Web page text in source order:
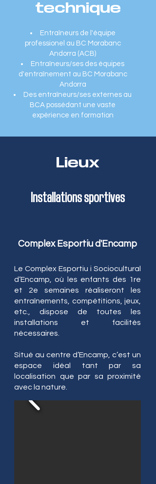
technique
Entraîneurs de l'équipe
professionel au BC Morabanc
Andorra (ACB)
Entraîneurs/ses des équipes
d'entraînement au BC Morabanc
Andorra
Des entraîneurs/ses externes au
BCA possédant une vaste
expérience en formation
Lieux
Installations sportives
Complex Esportiu d'Encamp
Le Complex Esportiu i Sociocultural
d’Encamp, où les enfants des 1re
et 2e semaines réaliseront les
entraînements, compétitions, jeux,
etc., dispose de toutes les
installations et facilités
nécessaires.
Situé au centre d’Encamp, c’est un
espace idéal tant par sa
localisation que par sa proximité
avec la nature.